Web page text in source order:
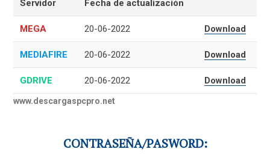
Servidor Fecha de actualización
MEGA 20-06-2022 Download
MEDIAFIRE 20-06-2022 Download
GDRIVE 20-06-2022 Download
www.descargaspcpro.net
CONTRASEÑA/PASWORD: